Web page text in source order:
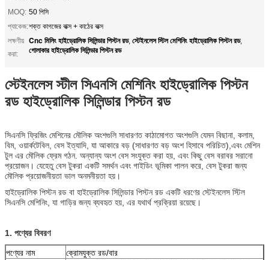
MOQ: 50 পিসি
প্যাকেজ:শক্ত কাগজের বাক্স + কাঠের বাক্স
লক্ষণীয়
করা:
Cnc মিলিং হাইড্রোলিক সিলিন্ডার পিস্টন রড, স্টেইনলেস স্টিল মেশিনিং হাইড্রোলিক পিস্টন রড,
গোলাকার হাইড্রোলিক সিলিন্ডার পিস্টন রড
স্টেইনলেস স্টীল সিএনসি মেশিনিং হাইড্রোলিক পিস্টন
রড হাইড্রোলিক সিলিন্ডার পিস্টন রড
সিএনসি ফ্রিজিং মেশিনের মৌলিক অংশগুলি সাধারণত কাঠামোগত অংশগুলি যেমন বিছানা, কলাম,
বিম, ওয়ার্কটেবিল, বেস ইত্যাদি, যা আকারে বড় (সাধারণত বড় অংশ হিসাবে পরিচিত),এবং মেশিন
টুল এর মৌলিক ফ্রেম গঠন. অন্যান্য অংশ বেস সংযুক্ত করা হয়, এবং কিছু বেস বরাবর সরানো
প্রয়োজন। যেহেতু বেস টুকরা একটি সমর্থন এবং গাইডিং ভূমিকা পালন করে, বেস টুকরা জন্য
মৌলিক প্রয়োজনীয়তা ভাল অনমনীয়তা হয়।
হাইড্রোলিক পিস্টন রড বা হাইড্রোলিক সিলিন্ডার পিস্টন রড একটি ধরণের স্টেইনলেস স্টিল
সিএনসি মেশিনিং, যা গাড়ির জন্য ব্যবহৃত হয়, এর যথার্থ প্রক্রিয়া রয়েছে।
1. পণ্যের বিবরণ
পণ্যের নাম
ক্রোমযুক্ত রড/বার